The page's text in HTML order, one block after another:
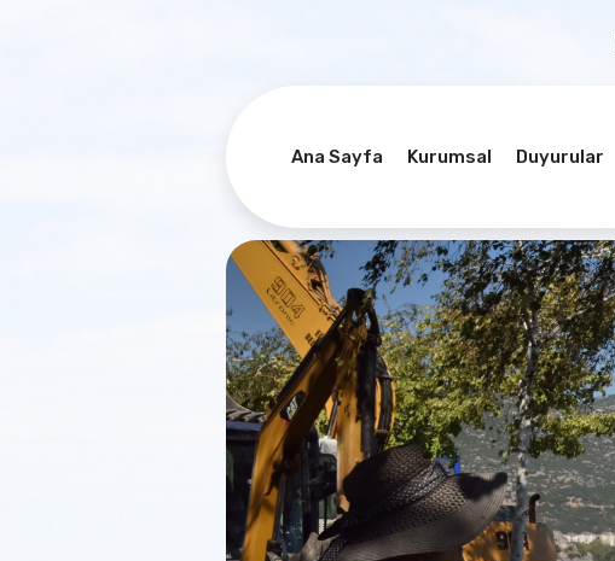
Ana Sayfa Kurumsal Duyurular